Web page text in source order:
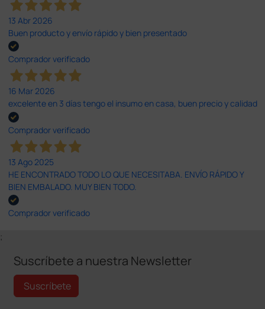
13 Abr 2026
Buen producto y envío rápido y bien presentado
Comprador verificado
16 Mar 2026
excelente en 3 días tengo el insumo en casa, buen precio y calidad
Comprador verificado
13 Ago 2025
HE ENCONTRADO TODO LO QUE NECESITABA. ENVÍO RÁPIDO Y
BIEN EMBALADO. MUY BIEN TODO.
Comprador verificado
;
Suscríbete a nuestra Newsletter
Suscríbete